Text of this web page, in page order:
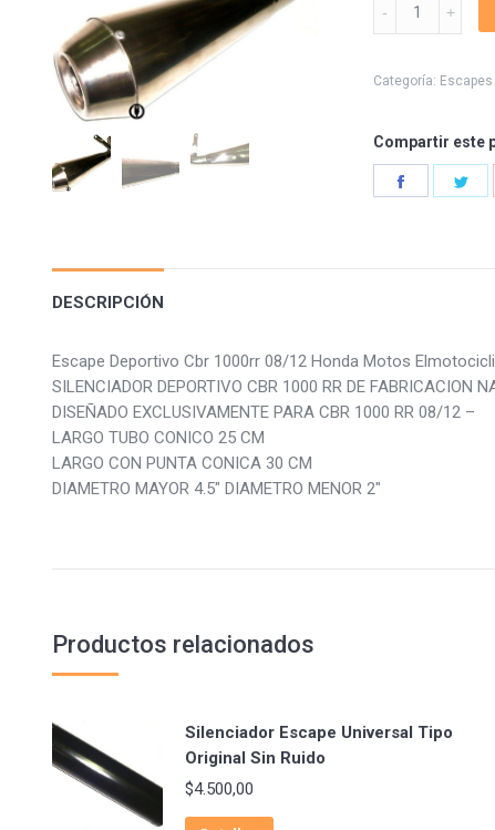
1000rr
Categoría:
Compartir este
DESCRIPCIÓN
Escape Deportivo Cbr 1000rr 08/12 Honda Motos
SILENCIADOR DEPORTIVO CBR 1000 RR DE FABRICACION
DISEÑADO EXCLUSIVAMENTE PARA CBR 1000 RR 08/12 –
LARGO TUBO CONICO 25 CM
LARGO CON PUNTA CONICA 30 CM
DIAMETRO MAYOR 4.5″ DIAMETRO MENOR 2″
Productos relacionados
Silenciador Escape Universal Tipo
Original Sin Ruido
$4.500,00